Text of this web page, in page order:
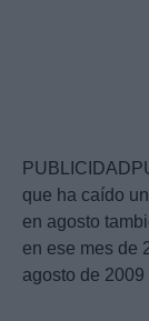
que ha caído
en agosto
en ese mes de
agosto de